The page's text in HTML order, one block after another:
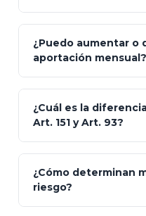
GNP
Seguros
Skandia
MetLife
¿Puedo aumentar o
aportación mensual?
¿Cuál es la
Art. 151 y Art. 93?
¿Cómo determinan
riesgo?